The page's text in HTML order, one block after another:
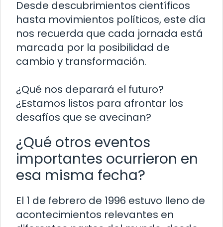
Desde descubrimientos científicos
hasta movimientos políticos, este día
nos recuerda que cada jornada está
marcada por la posibilidad de
cambio y transformación.
¿Qué nos deparará el futuro?
¿Estamos listos para afrontar los
desafíos que se avecinan?
¿Qué otros eventos
importantes ocurrieron en
esa misma fecha?
El 1 de febrero de 1996 estuvo lleno de
acontecimientos relevantes en